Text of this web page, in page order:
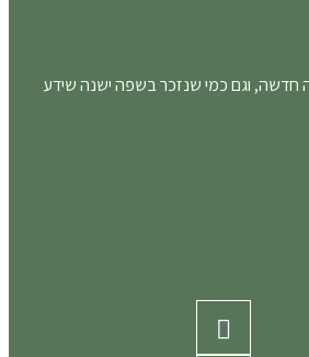
חדשה, וגם כמי שנזכר בשפה ישנה שידע